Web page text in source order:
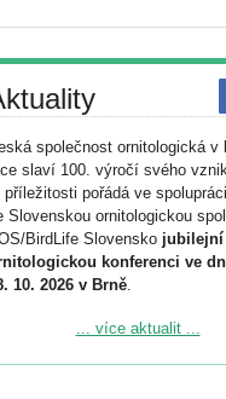
společnost ornitologická v
slaví 100. výročí svého
příležitosti pořádá ve spolupráci
Slovenskou ornitologickou
BirdLife Slovensko jubilejní
konferenci ve
10. 2026 v Brně.
informace ke
... více aktualit ...